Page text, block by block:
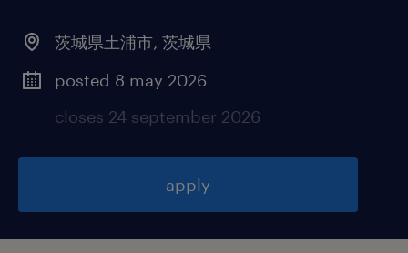
茨城県土浦市, 茨城県
posted 8 may 2026
closes 24 september 2026
apply